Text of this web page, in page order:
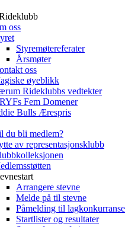
oss
Styremøtereferater
Årsmøter
oss
øyeblikk
Rideklubbs vedtekter
Fem Domener
Bulls Ærespris
du bli medlem?
av representasjonsklubb
Arrangere stevne
Melde på til stevne
Påmelding til
Startlister og resultater